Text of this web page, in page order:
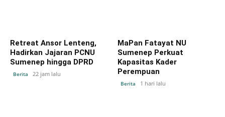
Retreat Ansor Lenteng,
Hadirkan Jajaran PCNU
Sumenep hingga DPRD
Berita 22 jam lalu
MaPan Fatayat NU
Sumenep Perkuat
Kapasitas Kader
Perempuan
Berita 1 hari lalu